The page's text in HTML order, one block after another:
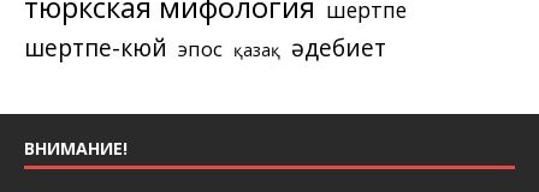
шертпе
шертпе-кюй эпос қазақ әдебиет
ВНИМАНИЕ!